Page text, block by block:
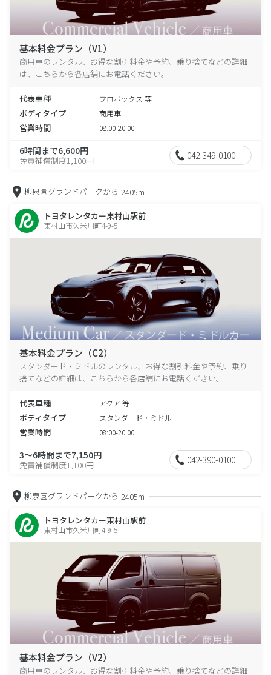
基本料金プラン（V1）
商用車のレンタル、お得な割引料金や予約、乗り捨てなどの詳細
は、こちらから各店舗にお電話ください。
代表車種 プロボックス 等
ボディタイプ 商用車
営業時間 08:00-20:00
6時間まで6,600円
免責補償制度1,100円 042-349-0100
柳泉園グランドパークから 2405m
トヨタレンタカー東村山駅前
東村山市久米川町4-9-5
基本料金プラン（C2）
スタンダード・ミドルのレンタル、お得な割引料金や予約、乗り
捨てなどの詳細は、こちらから各店舗にお電話ください。
代表車種 アクア 等
ボディタイプ スタンダード・ミドル
営業時間 08:00-20:00
3～6時間まで7,150円
免責補償制度1,100円 042-390-0100
柳泉園グランドパークから 2405m
トヨタレンタカー東村山駅前
東村山市久米川町4-9-5
基本料金プラン（V2）
商用車のレンタル、お得な割引料金や予約、乗り捨てなどの詳細